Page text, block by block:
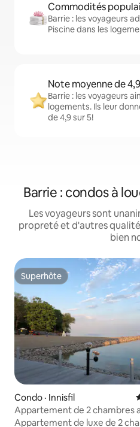
Commodités
Barrie : les voyageurs
Piscine dans les
Note moyenne de 4,9
Barrie : les voyageurs
logements. Ils leur
de 4,9 sur 5!
Barrie : condos à
Les voyageurs sont
propreté et d'autres
bien
Superhôte
Superhôte
Condo · Innisfil
Appartement de 2 chambres
Harbour Resort
Appartement de luxe de 2